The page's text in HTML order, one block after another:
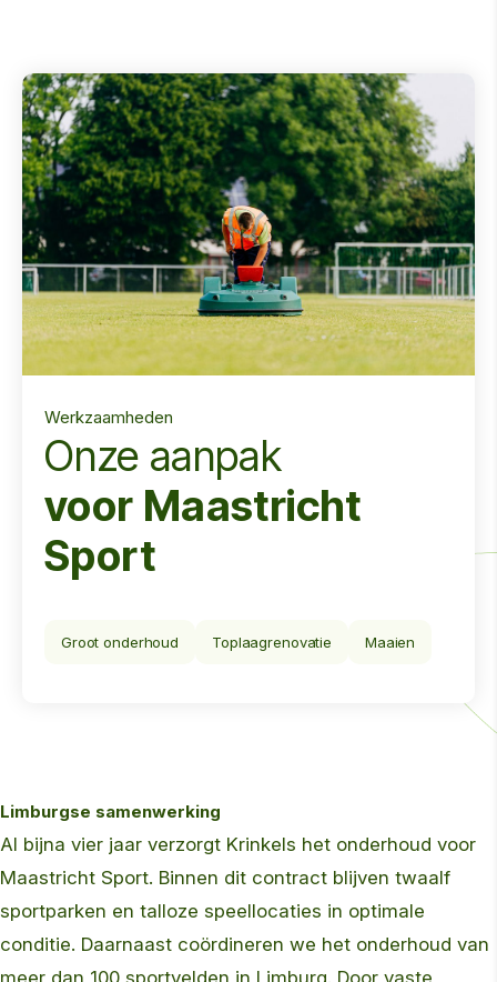
Werkzaamheden
Onze aanpak
voor Maastricht
Sport
Groot onderhoud Toplaagrenovatie Maaien
Limburgse samenwerking
Al bijna vier jaar verzorgt Krinkels het onderhoud voor
Maastricht Sport. Binnen dit contract blijven twaalf
sportparken en talloze speellocaties in optimale
conditie. Daarnaast coördineren we het onderhoud van